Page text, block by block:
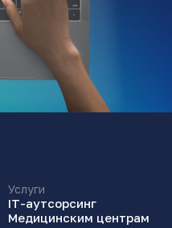
Услуги
IТ-аутсорсинг
Медицинским центрам